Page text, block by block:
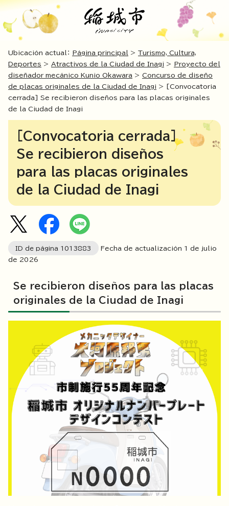
Ubicación actual： Página principal > Turismo, Cultura,
Deportes > Atractivos de la Ciudad de Inagi >
Proyecto del
diseñador mecánico Kunio Okawara > Concurso de diseño
de placas originales de la Ciudad de Inagi > [Convocatoria
cerrada] Se recibieron diseños para las placas originales
de la Ciudad de Inagi
[Convocatoria cerrada]
Se recibieron diseños
para las placas originales
de la Ciudad de Inagi
ID de página 1013883
Fecha de actualización 1 de julio
de 2026
Se recibieron diseños para las placas
originales de la Ciudad de Inagi